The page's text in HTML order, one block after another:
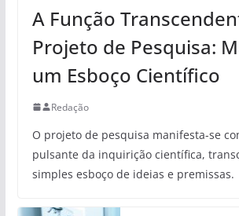
A Função
Projeto de Pesquisa:
um Esboço Científico
Redação
O projeto de pesquisa manifesta-se
pulsante da inquirição científica,
simples esboço de ideias e premissas.